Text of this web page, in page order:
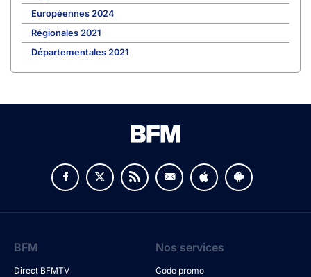
Européennes 2024
Régionales 2021
Départementales 2021
BFM
Direct BFMTV
Nos services
Code promo